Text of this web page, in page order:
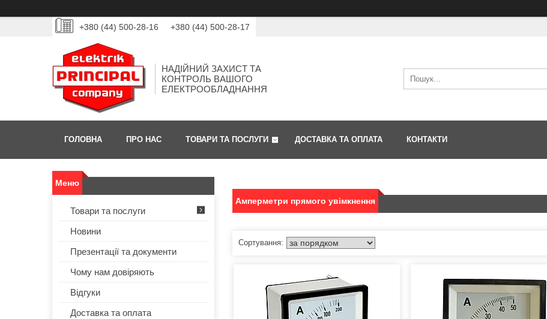
+380 (44) 500-28-16 +380 (44) 500-28-17
НАДІЙНИЙ ЗАХИСТ ТА
КОНТРОЛЬ ВАШОГО
ЕЛЕКТРООБЛАДНАННЯ
ГОЛОВНА ПРО НАС ТОВАРИ ТА ПОСЛУГИ ДОСТАВКА ТА ОПЛАТА КОНТАКТИ
Амперметри прямого увімкнення
Товари та послуги
Новини
Презентації та документи
Чому нам довіряють
Відгуки
Доставка та оплата